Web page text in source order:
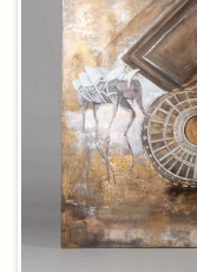
Paveikslas